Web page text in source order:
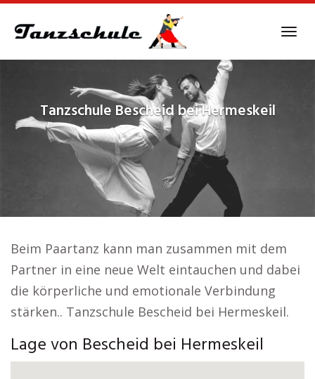
Tanzschule Bescheid bei Hermeskeil
Beim Paartanz kann man zusammen mit dem
Partner in eine neue Welt eintauchen und dabei
die körperliche und emotionale Verbindung
stärken.. Tanzschule Bescheid bei Hermeskeil.
Lage von Bescheid bei Hermeskeil